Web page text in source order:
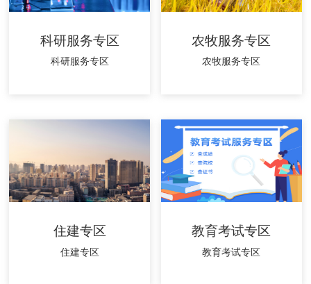
科研服务专区
科研服务专区
农牧服务专区
农牧服务专区
住建专区
住建专区
教育考试专区
教育考试专区